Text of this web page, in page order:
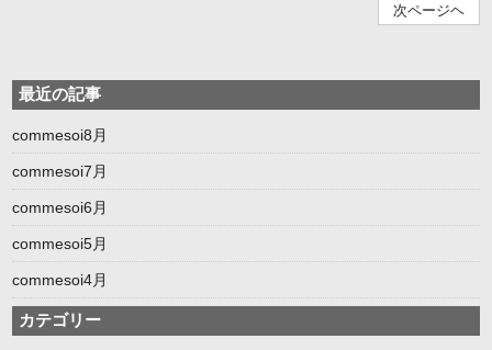
次ページヘ
最近の記事
commesoi8月
commesoi7月
commesoi6月
commesoi5月
commesoi4月
カテゴリー